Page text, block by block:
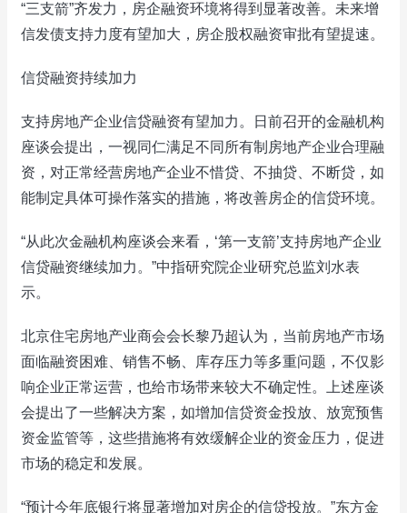
“三支箭”齐发力，房企融资环境将得到显著改善。未来增
信发债支持力度有望加大，房企股权融资审批有望提速。
信贷融资持续加力
支持房地产企业信贷融资有望加力。日前召开的金融机构
座谈会提出，一视同仁满足不同所有制房地产企业合理融
资，对正常经营房地产企业不惜贷、不抽贷、不断贷，如
能制定具体可操作落实的措施，将改善房企的信贷环境。
“从此次金融机构座谈会来看，‘第一支箭’支持房地产企业
信贷融资继续加力。”中指研究院企业研究总监刘水表
示。
北京住宅房地产业商会会长黎乃超认为，当前房地产市场
面临融资困难、销售不畅、库存压力等多重问题，不仅影
响企业正常运营，也给市场带来较大不确定性。上述座谈
会提出了一些解决方案，如增加信贷资金投放、放宽预售
资金监管等，这些措施将有效缓解企业的资金压力，促进
市场的稳定和发展。
“预计今年底银行将显著增加对房企的信贷投放。”东方金